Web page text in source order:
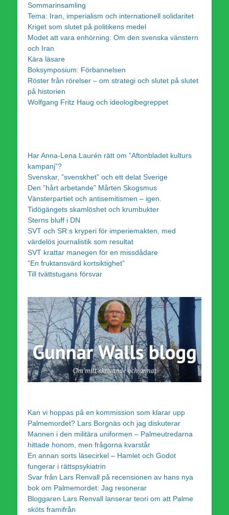
Sommarinsamling
Tema: Iran, imperialism och internationell solidaritet
Kriget som slutet på politikens medel
Modet att vara enhörning: Om den svenska vänstern
och Iran
Kära läsare
Boksymposium: Förbannelsen
Röster från rörelser – om strategi och slutet på slutet
på historien
Wolfgang Fritz Haug och ideologibegreppet
Har Anna-Lena Laurén rätt om ”Aftonbladet kulturs
kampanj”?
Svenskar, ”svenskhet” och ett delat Sverige
Den ”hårt arbetande” Mårten Skogsmus
Vänsterpartiet och antisemitismen – igen.
Tidögängets skamlöshet och krumbukter
Sterns bluff i DN
SVT och SR:s kryperi för imperiemakten, med
värdelös journalistik som resultat
SVT krattar manegen för en missdådare
”En fruktansvärd kortsiktighet”
Till tvättstugans försvar
Kan vi hoppas på en kommission som klarar upp
Palmemordet? Lars Borgnäs och jag diskuterar
Mannen i den militära uniformen – Palmeutredarna
hittade honom, men frågorna kvarstår
En annan sorts läsecirkel – Hamlet och Godot
fungerar i rättspsykiatrin
Svar från Lars Renvall på recensionen av hans nya
bok om Palmemordet: Jag resonerar
Bloggaren Lars Renvall lanserar teori om att Palme
sköts framifrån